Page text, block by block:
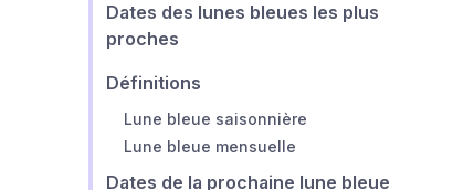
Dates des lunes bleues les plus
proches
Définitions
Lune bleue saisonnière
Lune bleue mensuelle
Dates de la prochaine lune bleue